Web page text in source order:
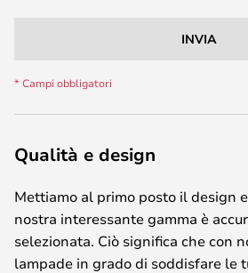
INVIA
Qualità e design
Mettiamo al primo posto il design
nostra interessante gamma è
selezionata. Ciò significa che con
lampade in grado di soddisfare le